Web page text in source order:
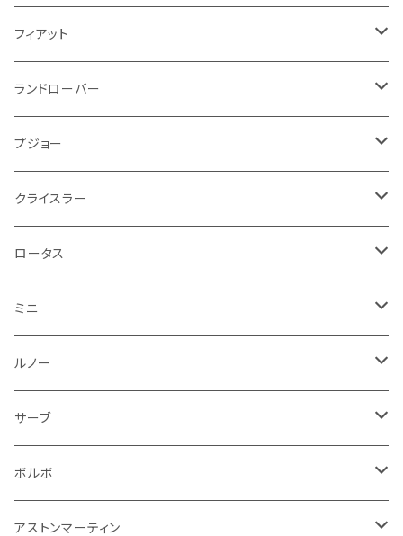
クライスラー
サーブ
ベントレー
ロータス
ポルシェ
ヒュンダイ
その他
サーブ
フォード
ミニ
ロータス
マセラティ
ロールスロイス
ポルシェ
ヒュンダイ
その他
メルセデス ベンツ
ミニ
プジョー
ポルシェ
ルノー
サーブ
フォルクスワーゲン
ボルボ
シートベルト周り
ステアリング
クーラント
その他
ライト系
ブレーキランプ
方向指示器
ドア系
エアコン系
ブレーキ系
ブレーキランプ
外装系
タイヤ回り系
ホイール
泥除け
ガソリンタンク
フロントワイパー
リアワイパー
オーディオ系
クッション
ステッカー
スロットル
バイク その他
バイク フェンダー系
足回り
サスペンション
オイル系
ホイール
グリル
ライト系
ドア回り
タンク系
ケーブル系
バンパー回り
ライト系
ウインカー
その他
リアバンパー
エンジン系
外装系
エンジン系
その他
ガスケット
ダッシュボード
タイヤ回り
泥除け
ワイパー
キーホルダー
収納用品
フロアマット
フィアット
フロアマット
フロントワイパー
リアワイパー
ランドローバー
フロアマット
ダッシュボード
トランクマット
ライト系
ウインカー
ワイパー
ミラー
収納系
アームレスト
シフトレバー
プジョー
フロアマット
その他
ライト系
ブレーキランプ
ウインカー
トランクマット
ワイパー
キーホルダー
クライスラー
フロアマット
ロータス
フロアマット
ミニ
フロアマット
ルノー
フロアマット
タイヤ回り
泥除け
ワイパー
サーブ
フロアマット
シフトノブ
ボルボ
フロアマット
アストンマーティン